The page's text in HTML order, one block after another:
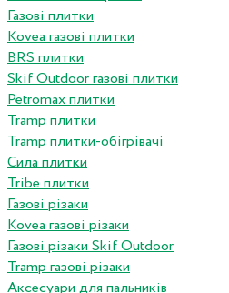
Газові плитки
Kovea газові плитки
BRS плитки
Skif Outdoor газові плитки
Petromax плитки
Tramp плитки
Tramp плитки-обігрівачі
Сила плитки
Tribe плитки
Газові різаки
Kovea газові різаки
Газові різаки Skif Outdoor
Tramp газові різаки
Аксесуари для пальників